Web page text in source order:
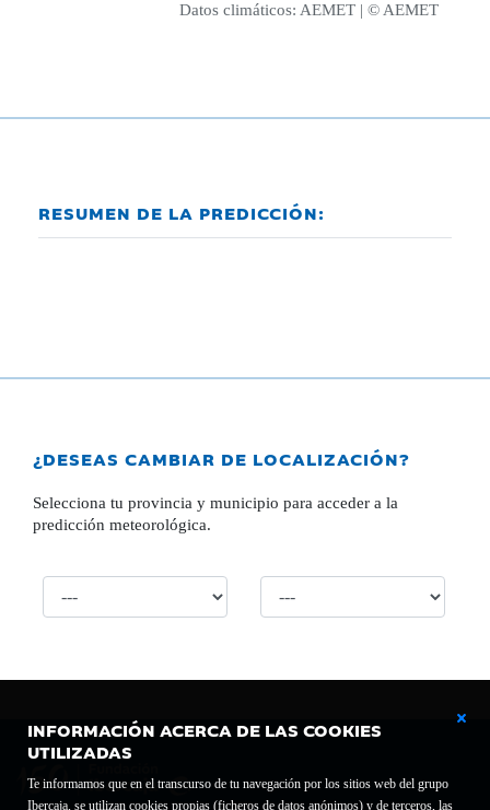
INFORMACIÓN ACERCA DE LAS COOKIES
UTILIZADAS
Te informamos que en el transcurso de tu navegación por los sitios web del grupo
Ibercaja, se utilizan cookies propias (ficheros de datos anónimos) y de terceros, las
Datos climáticos: AEMET | © AEMET
RESUMEN DE LA PREDICCIÓN:
¿DESEAS CAMBIAR DE LOCALIZACIÓN?
Selecciona tu provincia y municipio para acceder a la
predicción meteorológica.